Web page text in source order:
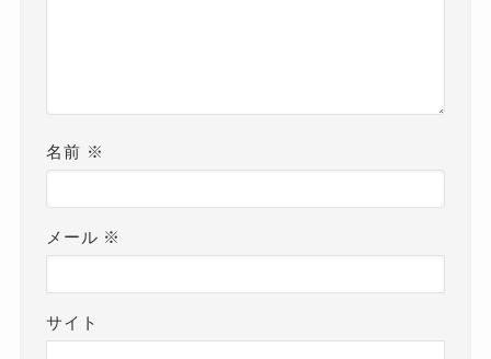
名前 ※
メール ※
サイト